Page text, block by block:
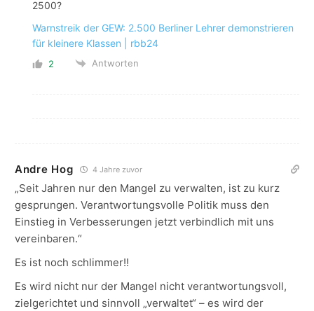
2500?
Warnstreik der GEW: 2.500 Berliner Lehrer demonstrieren
für kleinere Klassen | rbb24
2 Antworten
Andre Hog 4 Jahre zuvor
„Seit Jahren nur den Mangel zu verwalten, ist zu kurz
gesprungen. Verantwortungsvolle Politik muss den
Einstieg in Verbesserungen jetzt verbindlich mit uns
vereinbaren.“
Es ist noch schlimmer!!
Es wird nicht nur der Mangel nicht verantwortungsvoll,
zielgerichtet und sinnvoll „verwaltet“ – es wird der